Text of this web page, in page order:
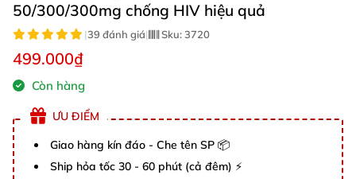
50/300/300mg chống HIV hiệu quả
|39 đánh giá| Sku:3720
499.000₫
Còn hàng
ƯU ĐIỂM
Giao hàng kín đáo - Che tên SP 📦
Ship hỏa tốc 30 - 60 phút (cả đêm) ⚡